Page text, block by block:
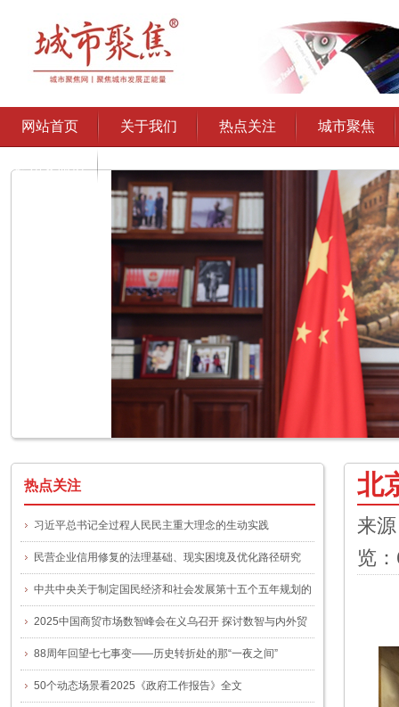
网站首页 关于我们 热点关注 城市聚焦
北
来
览
热点关注
习近平总书记全过程人民民主重大理念的生动实践
民营企业信用修复的法理基础、现实困境及优化路径研究
中共中央关于制定国民经济和社会发展第十五个五年规划的
建议
2025中国商贸市场数智峰会在义乌召开 探讨数智与内外贸
融合新路径
88周年回望七七事变——历史转折处的那“一夜之间”
50个动态场景看2025《政府工作报告》全文